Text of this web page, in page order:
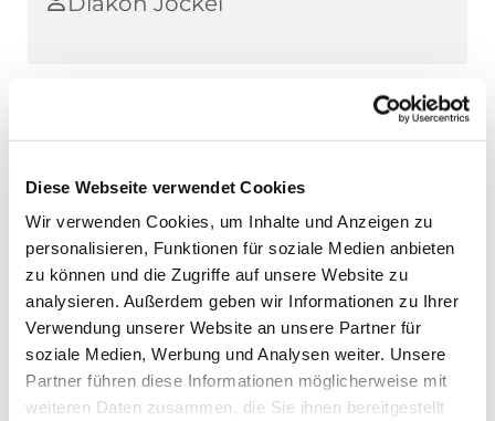
Diese Webseite verwendet Cookies
Wir verwenden Cookies, um Inhalte und Anzeigen zu
personalisieren, Funktionen für soziale Medien anbieten
zu können und die Zugriffe auf unsere Website zu
analysieren. Außerdem geben wir Informationen zu Ihrer
Verwendung unserer Website an unsere Partner für
soziale Medien, Werbung und Analysen weiter. Unsere
Partner führen diese Informationen möglicherweise mit
weiteren Daten zusammen, die Sie ihnen bereitgestellt